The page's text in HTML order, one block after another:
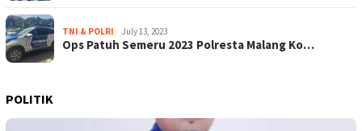
TNI & POLRI July 13, 2023
Ops Patuh Semeru 2023 Polresta Malang Ko…
POLITIK